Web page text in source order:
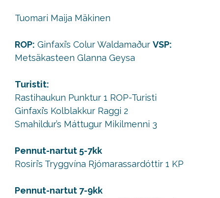
Tuomari Maija Mäkinen
ROP: Ginfaxi’s Colur Waldamaður VSP:
Metsäkasteen Glanna Geysa
Turistit:
Rastihaukun Punktur 1 ROP-Turisti
Ginfaxi’s Kolblakkur Raggi 2
Smahildur’s Máttugur Mikilmenni 3
Pennut-nartut 5-7kk
Rosiri’s Tryggvína Rjómarassardóttir 1 KP
Pennut-nartut 7-9kk